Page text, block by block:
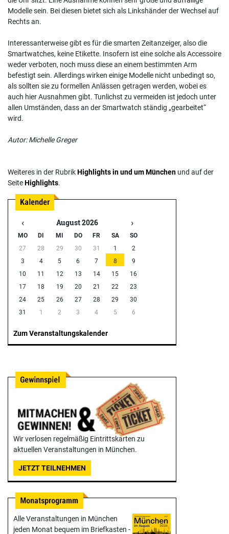
Modelle sein. Bei diesen bietet sich als Linkshänder der Wechsel auf
Rechts an.
Interessanterweise gibt es für die smarten Zeitanzeiger, also die
Smartwatches, keine Etikette. Insofern ist eine solche als Accessoire
weder verboten, noch muss diese an einem bestimmten Arm
befestigt sein. Allerdings wirken einige Modelle nicht unbedingt so,
als sollten sie zu formellen Anlässen getragen werden, wobei es
auch hier Ausnahmen gibt. Tunlichst zu vermeiden ist jedoch unter
allen Umständen, dass an der Smartwatch ständig „gearbeitet“
wird.
Autor: Michelle Greger
Weiteres in der RubrikHighlights in und um München und auf der
SeiteHighlights.
‹ August 2026 ›
MO DI MI DO FR SA
SO
27
28 29 30 31 1
2
3
4 5 6 7 8
9
10
11 12 13 14 15
16
17
18 19 20 21 22
23
24
25 26 27 28 29
30
31
1 2 3 4 5 6
Zum Veranstaltungskalender
Wir verlosen regelmäßig Eintrittskarten zu
aktuellen Veranstaltungen in München.
JETZT TEILNEHMEN
Alle Veranstaltungen in München
jeden Monat bequem im Briefkasten -